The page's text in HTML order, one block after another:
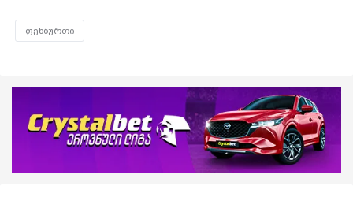
ფეხბურთი